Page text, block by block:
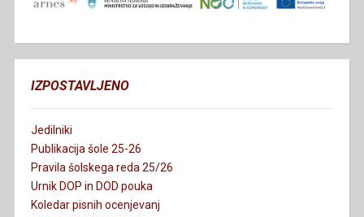
IZPOSTAVLJENO
Jedilniki
Publikacija šole 25-26
Pravila šolskega reda 25/26
Urnik DOP in DOD pouka
Koledar pisnih ocenjevanj